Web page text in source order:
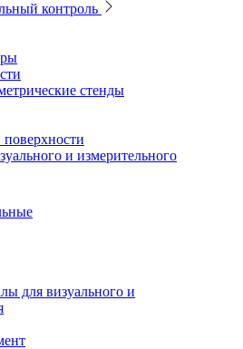
контроль
стенды
и измерительного
для визуального и